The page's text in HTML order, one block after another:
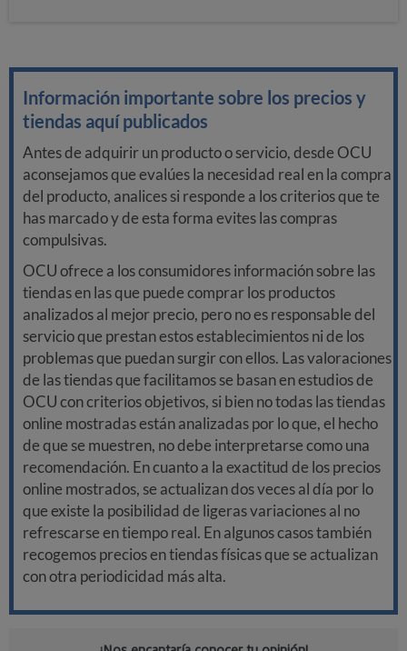
Información importante sobre los precios y
tiendas aquí publicados
Antes de adquirir un producto o servicio, desde OCU
aconsejamos que evalúes la necesidad real en la compra
del producto, analices si responde a los criterios que te
has marcado y de esta forma evites las compras
compulsivas.
OCU ofrece a los consumidores información sobre las
tiendas en las que puede comprar los productos
analizados al mejor precio, pero no es responsable del
servicio que prestan estos establecimientos ni de los
problemas que puedan surgir con ellos. Las valoraciones
de las tiendas que facilitamos se basan en estudios de
OCU con criterios objetivos, si bien no todas las tiendas
online mostradas están analizadas por lo que, el hecho
de que se muestren, no debe interpretarse como una
recomendación. En cuanto a la exactitud de los precios
online mostrados, se actualizan dos veces al día por lo
que existe la posibilidad de ligeras variaciones al no
refrescarse en tiempo real. En algunos casos también
recogemos precios en tiendas físicas que se actualizan
con otra periodicidad más alta.